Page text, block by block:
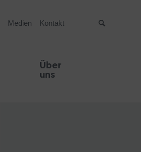
Medien Kontakt
Über
uns